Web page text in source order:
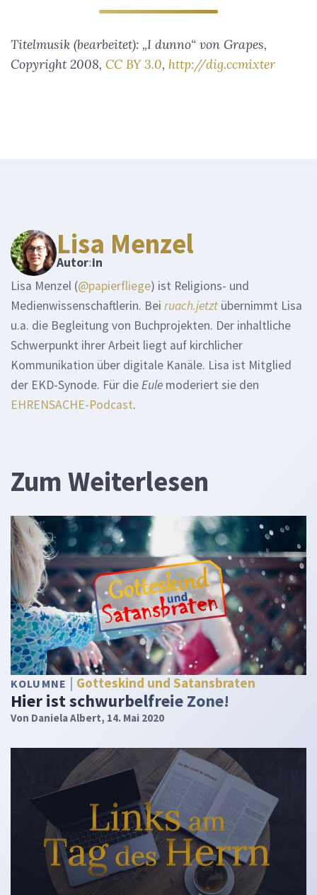
Titelmusik (bearbeitet): „I dunno“ von Grapes,
Copyright 2008, CC BY 3.0, http://dig.ccmixter
Lisa Menzel
Autor:in
Lisa Menzel (@papierfliege) ist Religions- und
Medienwissenschaftlerin. Bei ruach.jetzt übernimmt Lisa
u.a. die Begleitung von Buchprojekten. Der inhaltliche
Schwerpunkt ihrer Arbeit liegt auf kirchlicher
Kommunikation über digitale Kanäle. Lisa ist Mitglied
der EKD-Synode. Für dieEule moderiert sie den
EHRENSACHE-Podcast.
Zum Weiterlesen
KOLUMNE Gotteskind und Satansbraten
Hier ist schwurbelfreie Zone!
Von Daniela Albert, 14. Mai 2020